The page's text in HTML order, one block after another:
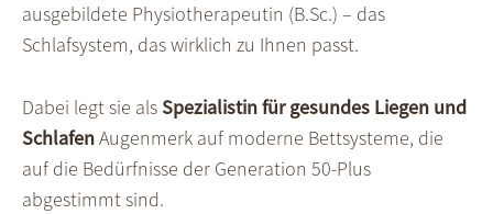
ausgebildete Physiotherapeutin (B.Sc.) – das
Schlafsystem, das wirklich zu Ihnen passt.
Dabei legt sie alsSpezialistin für gesundes Liegen und
SchlafenAugenmerk auf moderne Bettsysteme, die
auf die Bedürfnisse der Generation 50-Plus
abgestimmt sind.